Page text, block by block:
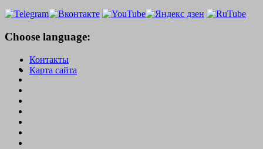
Choose language:
Контакты
Карта сайта